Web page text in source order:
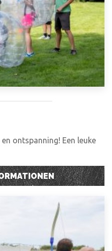
ontspanning! Een leuke